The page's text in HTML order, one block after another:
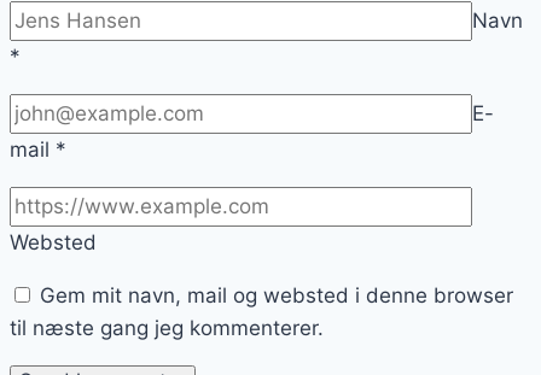
Navn
*
E-
mail *
Websted
Gem mit navn, mail og websted i denne browser
til næste gang jeg kommenterer.